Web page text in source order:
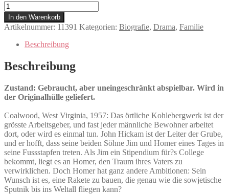
October
Sky
Menge
In den Warenkorb
Artikelnummer: 11391 Kategorien: Biografie, Drama, Familie
Beschreibung
Beschreibung
Zustand: Gebraucht, aber uneingeschränkt abspielbar. Wird in
der Originalhülle geliefert.
Coalwood, West Virginia, 1957: Das örtliche Kohlebergwerk ist der
grösste Arbeitsgeber, und fast jeder männliche Bewohner arbeitet
dort, oder wird es einmal tun. John Hickam ist der Leiter der Grube,
und er hofft, dass seine beiden Söhne Jim und Homer eines Tages in
seine Fussstapfen treten. Als Jim ein Stipendium für?s College
bekommt, liegt es an Homer, den Traum ihres Vaters zu
verwirklichen. Doch Homer hat ganz andere Ambitionen: Sein
Wunsch ist es, eine Rakete zu bauen, die genau wie die sowjetische
Sputnik bis ins Weltall fliegen kann?